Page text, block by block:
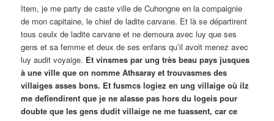
Item, je me party de caste ville de Cuhongne en la compaignie
de mon capitaine, le chief de ladite carvane. Et là se départirent
tous ceulx de ladite carvane et ne demoura avec luy que ses
gens et sa femme et deux de ses enfans qu’il avoit menez avec
luy audit voyaige. Et vinsmes par ung très beau pays jusques
à une ville que on nomme Athsaray et trouvasmes des
villaiges asses bons. Et fusmcs logiez en ung villaige où ilz
me defîendirent que je ne alasse pas hors du logeis pour
doubte que les gens dudit villaige ne me tuassent, car ce